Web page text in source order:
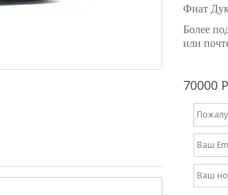
Фиат
Более
или
70000 Р